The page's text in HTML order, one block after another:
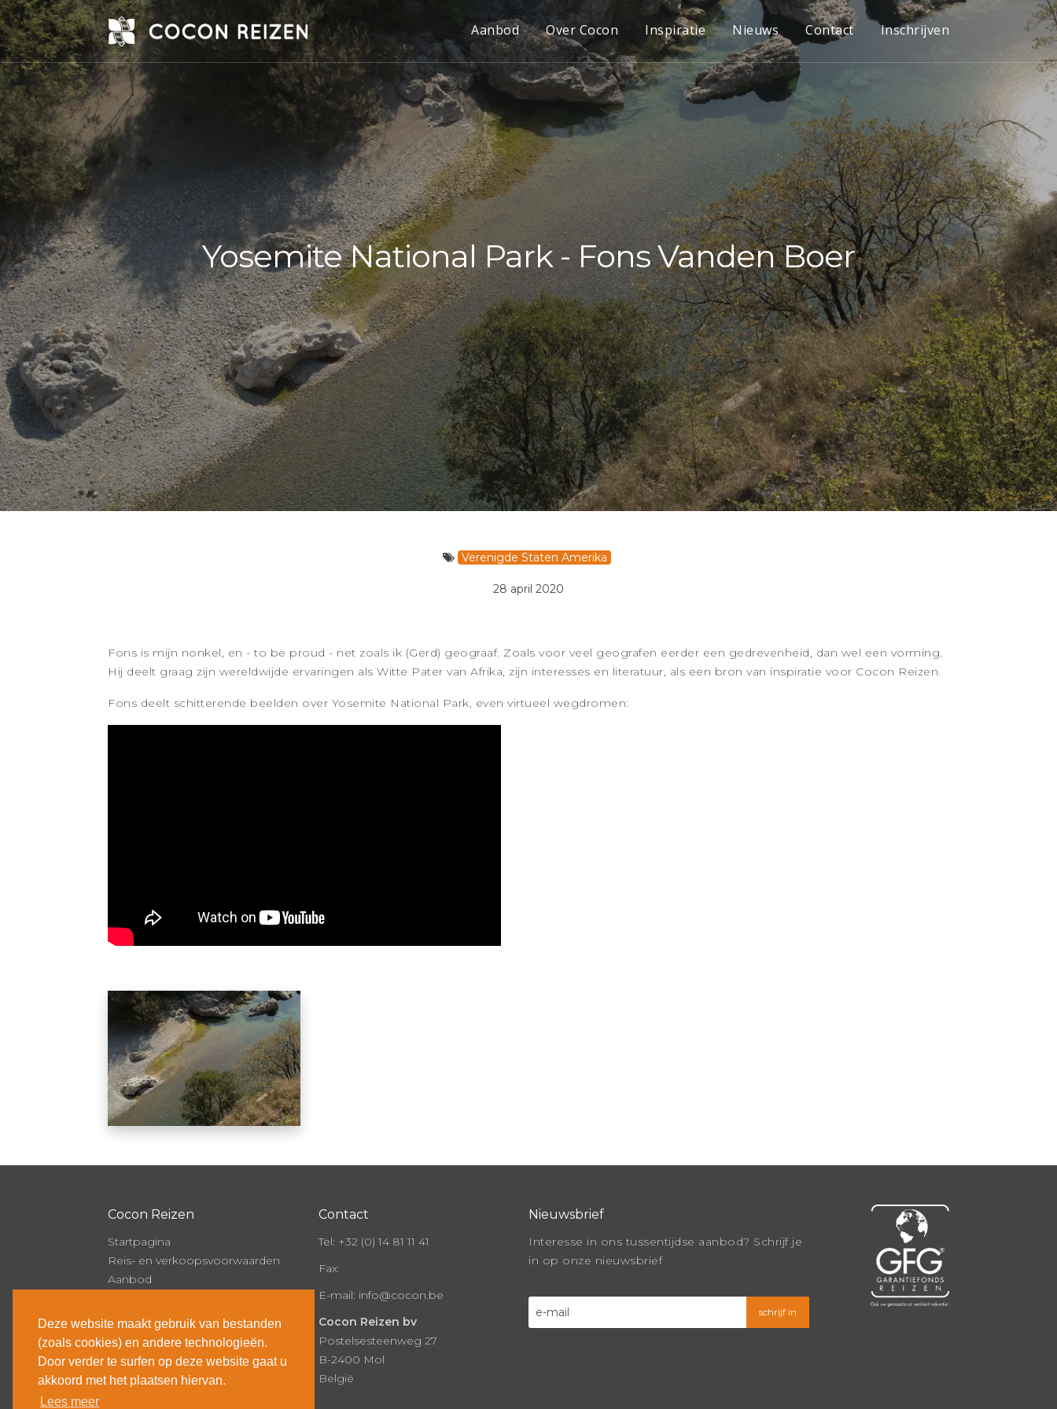
Deze website maakt gebruik van bestanden
(zoals cookies) en andere technologieën.
Door verder te surfen op deze website gaat u
akkoord met het plaatsen hiervan.
Lees meer
Aanbod Over Cocon Inspiratie Nieuws Contact Inschrijven
Yosemite National Park - Fons Vanden Boer
Verenigde Staten Amerika
28 april 2020
Fons is mijn nonkel, en - to be proud - net zoals ik (Gerd) geograaf. Zoals voor veel geografen eerder een gedrevenheid, dan wel een vorming.
Hij deelt graag zijn wereldwijde ervaringen als Witte Pater van Afrika, zijn interesses en literatuur, als een bron van inspiratie voor Cocon Reizen.
Fons deelt schitterende beelden over Yosemite National Park, even virtueel wegdromen:
Cocon Reizen
Startpagina
Reis- en verkoopsvoorwaarden
Aanbod
Over Cocon
Nieuws
Contact
Inschrijven
Contact
Tel: +32 (0) 14 81 11 41
Fax:
E-mail: info@cocon.be
Cocon Reizen bv
Postelsesteenweg 27
B-2400 Mol
België
Nieuwsbrief
Interesse in ons tussentijdse aanbod? Schrijf je
in op onze nieuwsbrief
schrijf in